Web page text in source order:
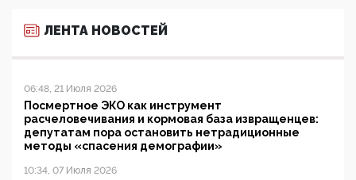
ЛЕНТА НОВОСТЕЙ
06:48, 21 Июля 2026
Посмертное ЭКО как инструмент
расчеловечивания и кормовая база извращенцев:
депутатам пора остановить нетрадиционные
методы «спасения демографии»
10:34, 07 Июля 2026